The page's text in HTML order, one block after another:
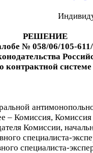
РЕШЕНИЕ
№ 058/06/105-
о контрактной системе
– Комиссия,
Комиссии,
специалиста-
специалиста-